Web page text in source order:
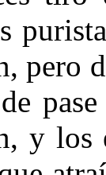
pero
y los